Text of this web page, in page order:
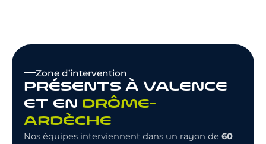
Zone d’intervention
PRÉSENTS À VALENCE
ET EN DRÔME-
ARDÈCHE
Nos équipes interviennent dans un rayon de 60